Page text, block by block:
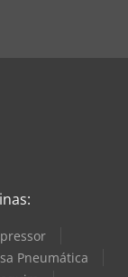
Pneumática